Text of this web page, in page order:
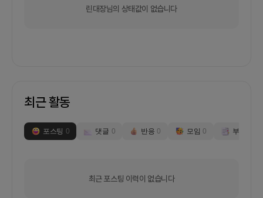
린대장님의 상태값이 없습니다
최근 활동
포스팅 0 댓글 0 반응 0 모임 0 부스
최근 포스팅 이력이 없습니다